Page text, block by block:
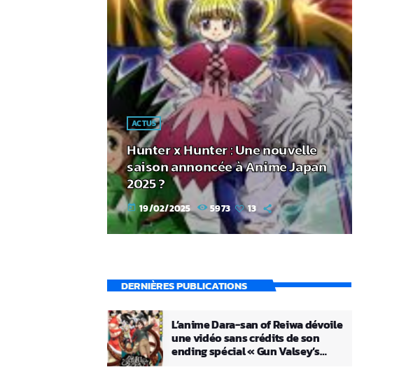
ACTUS
Hunter x Hunter : Une nouvelle
saison annoncée à Anime Japan
2025 ?
today 19/02/2025 5973 13
DERNIÈRES PUBLICATIONS
L’anime Dara-san of Reiwa dévoile
une vidéo sans crédits de son
ending spécial « Gun Valsey’s